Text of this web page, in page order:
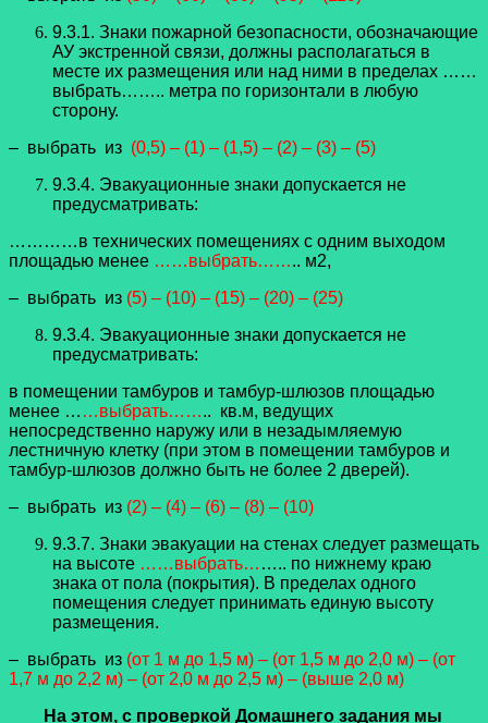
9.3.1. Знаки пожарной безопасности, обозначающие
АУ экстренной связи, должны располагаться в
месте их размещения или над ними в пределах ……
выбрать…….. метра по горизонтали в любую
сторону.
– выбрать из (0,5) – (1) – (1,5) – (2) – (3) – (5)
9.3.4. Эвакуационные знаки допускается не
предусматривать:
…………в технических помещениях с одним выходом
площадью менее ……выбрать…….. м2,
– выбрать из (5) – (10) – (15) – (20) – (25)
9.3.4. Эвакуационные знаки допускается не
предусматривать:
в помещении тамбуров и тамбур-шлюзов площадью
менее … …выбрать…….. кв.м, ведущих
непосредственно наружу или в незадымляемую
лестничную клетку (при этом в помещении тамбуров и
тамбур-шлюзов должно быть не более 2 дверей).
– выбрать из (2) – (4) – (6) – (8) – (10)
9.3.7. Знаки эвакуации на стенах следует размещать
на высоте ……выбрать… ….. по нижнему краю
знака от пола (покрытия). В пределах одного
помещения следует принимать единую высоту
размещения.
– выбрать из (от 1 м до 1,5 м) – (от 1,5 м до 2,0 м) – (от
1,7 м до 2,2 м) – (от 2,0 м до 2,5 м) – (выше 2,0 м)
На этом, с проверкой Домашнего задания мы